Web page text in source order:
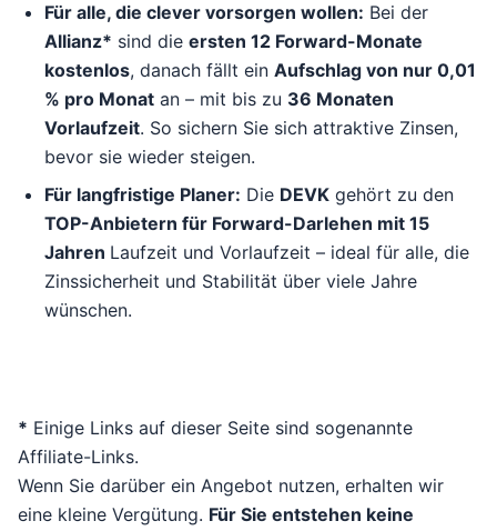
Für alle, die clever vorsorgen wollen: Bei der
Allianz* sind die ersten 12 Forward-Monate
kostenlos, danach fällt ein Aufschlag von nur 0,01
% pro Monat an – mit bis zu 36 Monaten
Vorlaufzeit. So sichern Sie sich attraktive Zinsen,
bevor sie wieder steigen.
Für langfristige Planer: Die DEVK gehört zu den
TOP-Anbietern für Forward-Darlehen mit 15
Jahren Laufzeit und Vorlaufzeit – ideal für alle, die
Zinssicherheit und Stabilität über viele Jahre
wünschen.
* Einige Links auf dieser Seite sind sogenannte
Affiliate-Links.
Wenn Sie darüber ein Angebot nutzen, erhalten wir
eine kleine Vergütung. Für Sie entstehen keine